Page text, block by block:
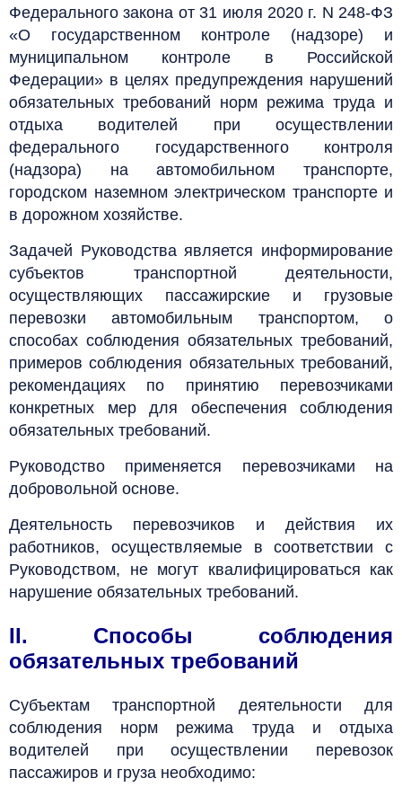
Федерального закона от 31 июля 2020 г. N 248-ФЗ
«О государственном контроле (надзоре) и
муниципальном контроле в Российской
Федерации» в целях предупреждения нарушений
обязательных требований норм режима труда и
отдыха водителей при осуществлении
федерального государственного контроля
(надзора) на автомобильном транспорте,
городском наземном электрическом транспорте и
в дорожном хозяйстве.
Задачей Руководства является информирование
субъектов транспортной деятельности,
осуществляющих пассажирские и грузовые
перевозки автомобильным транспортом, о
способах соблюдения обязательных требований,
примеров соблюдения обязательных требований,
рекомендациях по принятию перевозчиками
конкретных мер для обеспечения соблюдения
обязательных требований.
Руководство применяется перевозчиками на
добровольной основе.
Деятельность перевозчиков и действия их
работников, осуществляемые в соответствии с
Руководством, не могут квалифицироваться как
нарушение обязательных требований.
II. Способы соблюдения
обязательных требований
Субъектам транспортной деятельности для
соблюдения норм режима труда и отдыха
водителей при осуществлении перевозок
пассажиров и груза необходимо: